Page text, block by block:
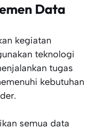
Data
kegiatan
teknologi
tugas
kebutuhan
semua data